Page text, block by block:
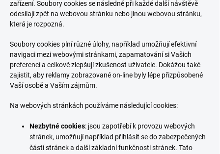
zařízení. Soubory cookies se následně při každé další návštěvě
odesílají zpět na webovou stránku nebo jinou webovou stránku,
která je rozpozná.
Soubory cookies plní různé úlohy, například umožňují efektivní
navigaci mezi webovými stránkami, zapamatování si Vašich
preferencí a celkově zlepšují zkušenost uživatele. Dokážou také
zajistit, aby reklamy zobrazované on-line byly lépe přizpůsobené
Vaší osobě a Vaším zájmům.
Na webových stránkách používáme následující cookies:
Nezbytné cookies: jsou zapotřebí k provozu webových
stránek, umožňují například přihlásit se do zabezpečených
částí stránek a další základní funkčnosti stránek. Tato